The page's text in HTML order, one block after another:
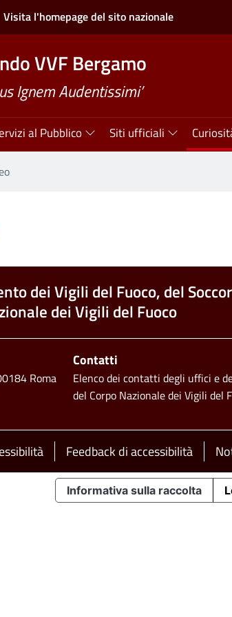
Visita l'homepage del sito nazionale
VVF Bergamo
Ignem Audentissimi’
al Pubblico Siti ufficiali
dei Vigili del Fuoco, del
dei Vigili del Fuoco
Roma
Contatti
Elenco dei contatti degli uffici e
del Corpo Nazionale dei Vigili del
Feedback di accessibilità
Informativa sulla raccolta